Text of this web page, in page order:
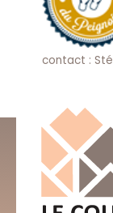
contact :